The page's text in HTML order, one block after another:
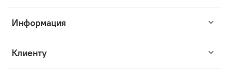
Информация
Клиенту